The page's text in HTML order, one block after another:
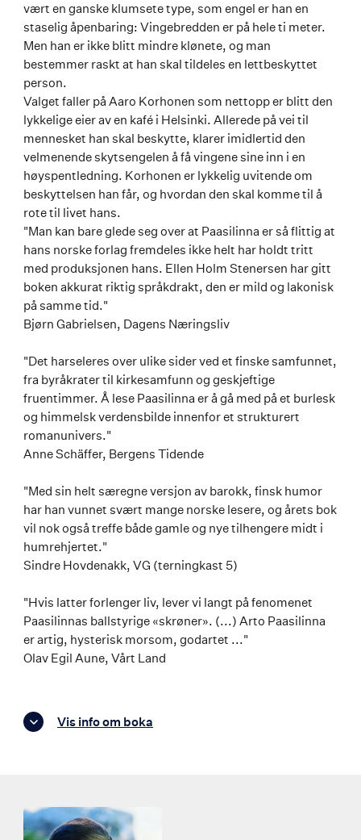
vært en ganske klumsete type, som engel er han en
staselig åpenbaring: Vingebredden er på hele ti meter.
Men han er ikke blitt mindre klønete, og man
bestemmer raskt at han skal tildeles en lettbeskyttet
person.
Valget faller på Aaro Korhonen som nettopp er blitt den
lykkelige eier av en kafé i Helsinki. Allerede på vei til
mennesket han skal beskytte, klarer imidlertid den
velmenende skytsengelen å få vingene sine inn i en
høyspentledning. Korhonen er lykkelig uvitende om
beskyttelsen han får, og hvordan den skal komme til å
rote til livet hans.
"Man kan bare glede seg over at Paasilinna er så flittig at
hans norske forlag fremdeles ikke helt har holdt tritt
med produksjonen hans. Ellen Holm Stenersen har gitt
boken akkurat riktig språkdrakt, den er mild og lakonisk
på samme tid."
Bjørn Gabrielsen, Dagens Næringsliv
"Det harseleres over ulike sider ved et finske samfunnet,
fra byråkrater til kirkesamfunn og geskjeftige
fruentimmer. Å lese Paasilinna er å gå med på et burlesk
og himmelsk verdensbilde innenfor et strukturert
romanunivers."
Anne Schäffer, Bergens Tidende
"Med sin helt særegne versjon av barokk, finsk humor
har han vunnet svært mange norske lesere, og årets bok
vil nok også treffe både gamle og nye tilhengere midt i
humrehjertet."
Sindre Hovdenakk, VG (terningkast 5)
"Hvis latter forlenger liv, lever vi langt på fenomenet
Paasilinnas ballstyrige «skrøner». (...) Arto Paasilinna
er artig, hysterisk morsom, godartet ..."
Olav Egil Aune, Vårt Land
Vis info om boka